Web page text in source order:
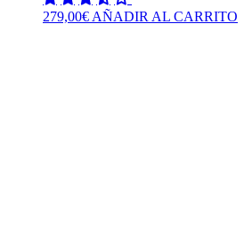
279,00€AÑADIR AL CARRITO